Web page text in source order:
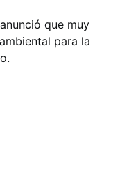
que muy
para la